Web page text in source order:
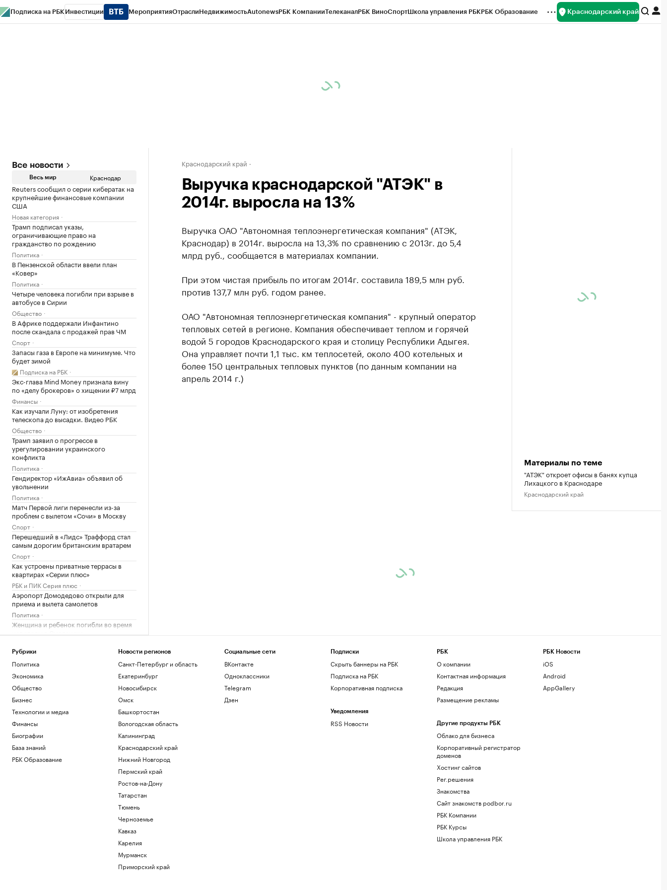
Подписка на РБК Инвестиции МероприятияОтраслиНедвижимостьAutonewsРБК КомпанииТелеканалРБК ВиноСпортШкола управления РБКРБК Образование Краснодарский край
Все новости
Весь мир Краснодар
Reuters сообщил о серии кибератак на
крупнейшие финансовые компании
США
Новая категория
Трамп подписал указы,
ограничивающие право на
гражданство по рождению
Политика
В Пензенской области ввели план
«Ковер»
Политика
Четыре человека погибли при взрыве в
автобусе в Сирии
Общество
В Африке поддержали Инфантино
после скандала с продажей прав ЧМ
Спорт
Запасы газа в Европе на минимуме. Что
будет зимой
Подписка на РБК
Экс-глава Mind Money признала вину
по «делу брокеров» о хищении ₽7 млрд
Финансы
Как изучали Луну: от изобретения
телескопа до высадки. Видео РБК
Общество
Трамп заявил о прогрессе в
урегулировании украинского
конфликта
Политика
Гендиректор «ИжАвиа» объявил об
увольнении
Политика
Матч Первой лиги перенесли из-за
проблем с вылетом «Сочи» в Москву
Спорт
Перешедший в «Лидс» Траффорд стал
самым дорогим британским вратарем
Спорт
Как устроены приватные террасы в
квартирах «Серии плюс»
РБК и ПИК Серия плюс
Аэропорт Домодедово открыли для
приема и вылета самолетов
Политика
Женщина и ребенок погибли во время
непогоды в Смоленске
Арест запросили обвиняемой по делу о
порнографии экс-участнице «Дома-2»
Общество
целей врага» в Ормузском проливе
Политика
Шнайдер обыграла Калинскую и вышла
в четвертый круг турнира в Торонто
Спорт
В горах Казахстана эвакуировали еще
одного туриста из России
Общество
В Смоленской области ввели режим ЧС
Краснодарский край
Выручка краснодарской "АТЭК" в
2014г. выросла на 13%
Выручка ОАО "Автономная теплоэнергетическая компания" (АТЭК,
Краснодар) в 2014г. выросла на 13,3% по сравнению с 2013г. до 5,4
млрд руб., сообщается в материалах компании.
При этом чистая прибыль по итогам 2014г. составила 189,5 млн руб.
против 137,7 млн руб. годом ранее.
ОАО "Автономная теплоэнергетическая компания" - крупный оператор
тепловых сетей в регионе. Компания обеспечивает теплом и горячей
водой 5 городов Краснодарского края и столицу Республики Адыгея.
Она управляет почти 1,1 тыс. км теплосетей, около 400 котельных и
более 150 центральных тепловых пунктов (по данным компании на
апрель 2014 г.)
Материалы по теме
"АТЭК" откроет офисы в банях купца
Лихацкого в Краснодаре
Краснодарский край
Рубрики
Политика
Экономика
Общество
Бизнес
Технологии и медиа
Финансы
Биографии
База знаний
РБК Образование
Новости регионов
Санкт-Петербург и область
Екатеринбург
Новосибирск
Омск
Башкортостан
Вологодская область
Калининград
Краснодарский край
Нижний Новгород
Пермский край
Ростов-на-Дону
Татарстан
Тюмень
Черноземье
Кавказ
Карелия
Мурманск
Приморский край
Социальные сети
ВКонтакте
Одноклассники
Telegram
Дзен
Подписки
Скрыть баннеры на РБК
Подписка на РБК
Корпоративная подписка
Уведомления
RSS Новости
РБК
О компании
Контактная информация
Редакция
Размещение рекламы
Другие продукты РБК
Облако для бизнеса
Корпоративный регистратор
доменов
Хостинг сайтов
Рег.решения
Знакомства
Сайт знакомств podbor.ru
РБК Компании
РБК Курсы
Школа управления РБК
РБК Новости
iOS
Android
AppGallery